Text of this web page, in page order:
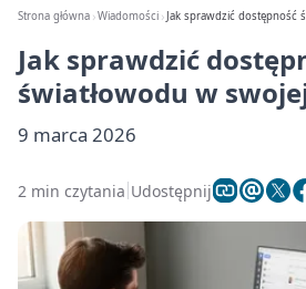
Strona główna Wiadomości Jak sprawdzić dostępność
Jak sprawdzić
światłowodu w
9 marca 2026
2 min czytania Udostępnij